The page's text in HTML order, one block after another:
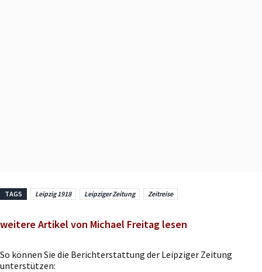
TAGS Leipzig 1918 Leipziger Zeitung Zeitreise
weitere Artikel von Michael Freitag lesen
So können Sie die Berichterstattung der Leipziger Zeitung
unterstützen: